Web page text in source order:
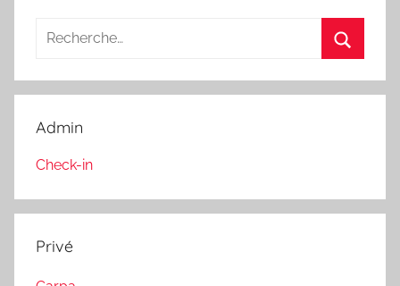
Recherche
:
Admin
Check-in
Privé